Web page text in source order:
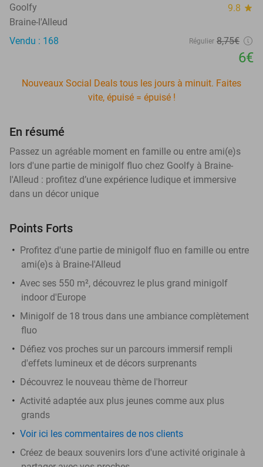
Goolfy 9.8 star
Braine-l'Alleud
Vendu : 168
Régulier 8,75€
6€
Nouveaux Social Deals tous les jours à minuit. Faites
vite, épuisé = épuisé !
En résumé
Passez un agréable moment en famille ou entre ami(e)s
lors d'une partie de minigolf fluo chez Goolfy à Braine-
l'Alleud : profitez d’une expérience ludique et immersive
dans un décor unique
Points Forts
Profitez d'une partie de minigolf fluo en famille ou entre
ami(e)s à Braine-l'Alleud
Avec ses 550 m², découvrez le plus grand minigolf
indoor d'Europe
Minigolf de 18 trous dans une ambiance complètement
fluo
Défiez vos proches sur un parcours immersif rempli
d'effets lumineux et de décors surprenants
Découvrez le nouveau thème de l'horreur
Activité adaptée aux plus jeunes comme aux plus
grands
Voir ici les commentaires de nos clients
Créez de beaux souvenirs lors d'une activité originale à